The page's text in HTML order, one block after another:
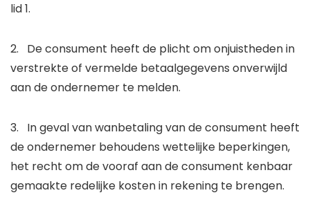
lid 1.
2. De consument heeft de plicht om onjuistheden in
verstrekte of vermelde betaalgegevens onverwijld
aan de ondernemer te melden.
3. In geval van wanbetaling van de consument heeft
de ondernemer behoudens wettelijke beperkingen,
het recht om de vooraf aan de consument kenbaar
gemaakte redelijke kosten in rekening te brengen.